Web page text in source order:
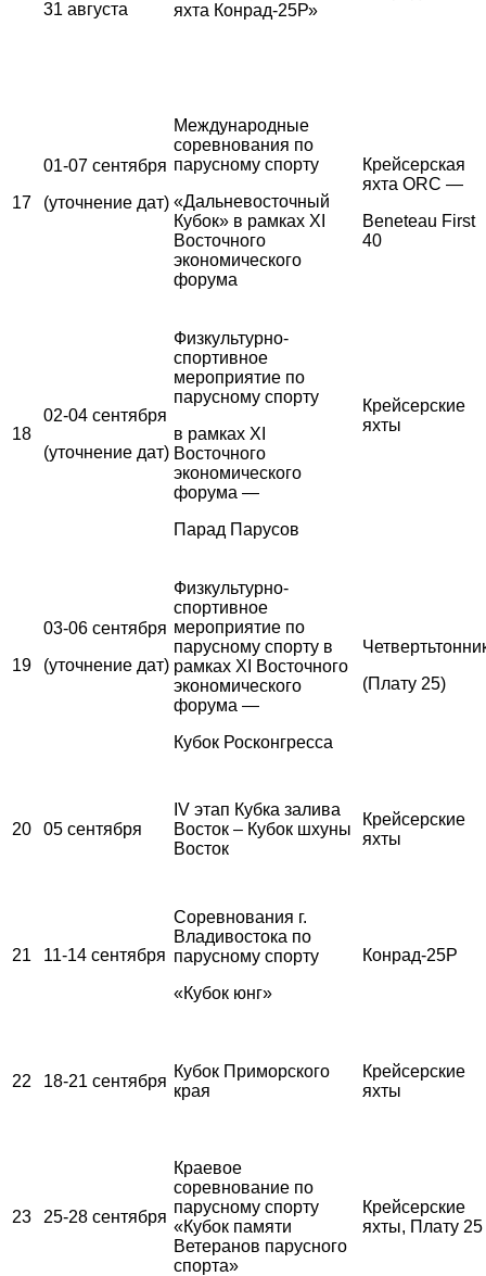
31 августа
яхта Конрад-25Р»
17
01-07 сентября
(уточнение дат)
Международные
соревнования по
парусному спорту
«Дальневосточный
Кубок» в рамках XI
Восточного
экономического
форума
Крейсерская
яхта ORC —
Beneteau First
40
18
02-04 сентября
(уточнение дат)
Физкультурно-
спортивное
мероприятие по
парусному спорту
в рамках XI
Восточного
экономического
форума —
Парад Парусов
Крейсерские
яхты
19
03-06 сентября
(уточнение дат)
Физкультурно-
спортивное
мероприятие по
парусному спорту в
рамках XI Восточного
экономического
форума —
Кубок Росконгресса
(Плату 25)
20 05 сентября
IV этап Кубка залива
Восток – Кубок шхуны
Восток
Крейсерские
яхты
21 11-14 сентября
Соревнования г.
Владивостока по
парусному спорту
«Кубок юнг»
Конрад-25Р
22 18-21 сентября
Кубок Приморского
края
Крейсерские
яхты
23 25-28 сентября
Краевое
соревнование по
парусному спорту
«Кубок памяти
Ветеранов парусного
спорта»
Крейсерские
яхты, Плату 25